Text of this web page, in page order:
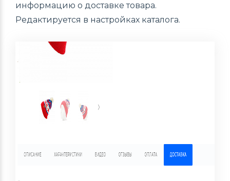
информацию о доставке товара.
Редактируется в настройках каталога.